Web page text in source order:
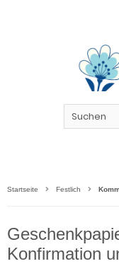
Startseite Festlich
Konfirmation